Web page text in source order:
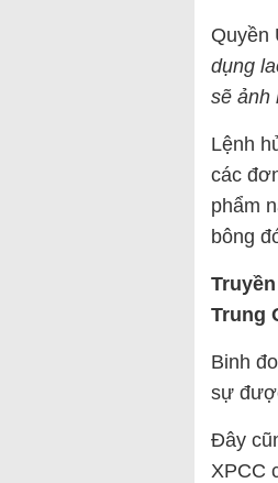
Quyền
dụng
sẽ ảnh
Lệnh
các
phẩm
bông
Trung
Binh
sự
Đây
XPCC